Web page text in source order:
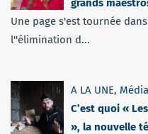
grands
Une page s'est tournée
l''élimination d...
A LA UNE,
C’est quoi «
», la nouvelle